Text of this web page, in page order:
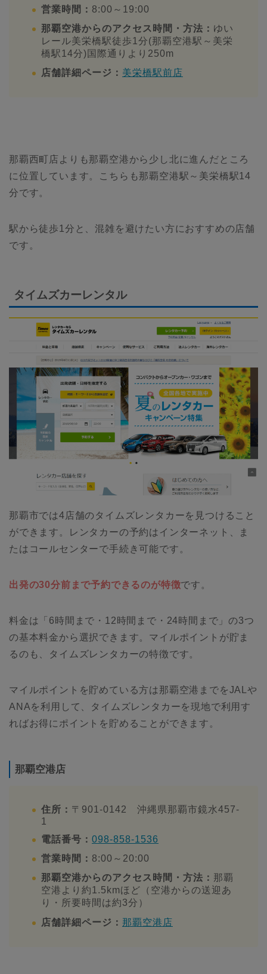
営業時間： 8:00～19:00
那覇空港からのアクセス時間・方法： ゆい
レール美栄橋駅徒歩1分(那覇空港駅～美栄
橋駅14分)国際通りより250m
店舗詳細ページ： 美栄橋駅前店
那覇西町店よりも那覇空港から少し北に進んだところ
に位置しています。こちらも那覇空港駅～美栄橋駅14
分です。
駅から徒歩1分と、混雑を避けたい方におすすめの店舗
です。
タイムズカーレンタル
那覇市では4店舗のタイムズレンタカーを見つけること
ができます。レンタカーの予約はインターネット、ま
たはコールセンターで手続き可能です。
出発の30分前まで予約できるのが特徴です。
料金は「6時間まで・12時間まで・24時間まで」の3つ
の基本料金から選択できます。マイルポイントが貯ま
るのも、タイムズレンタカーの特徴です。
マイルポイントを貯めている方は那覇空港までをJALや
ANAを利用して、タイムズレンタカーを現地で利用す
ればお得にポイントを貯めることができます。
那覇空港店
住所： 〒901-0142 沖縄県那覇市鏡水457-
1
電話番号： 098-858-1536
営業時間： 8:00～20:00
那覇空港からのアクセス時間・方法： 那覇
空港より約1.5kmほど（空港からの送迎あ
り・所要時間は約3分）
店舗詳細ページ： 那覇空港店